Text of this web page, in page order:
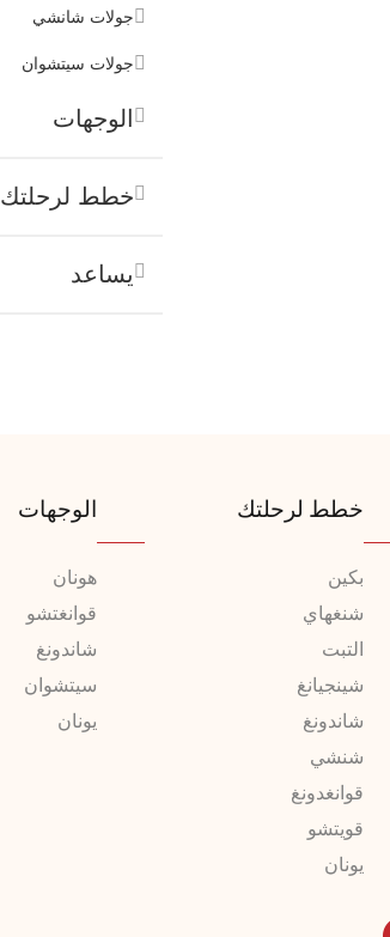
جولات شانشي
جولات سيتشوان
الوجهات
خطط لرحلتك
يساعد
الوجهات
هونان
قوانغتشو
شاندونغ
سيتشوان
يونان
خطط لرحلتك
بكين
شنغهاي
التبت
شينجيانغ
شاندونغ
شنشي
قوانغدونغ
قويتشو
يونان